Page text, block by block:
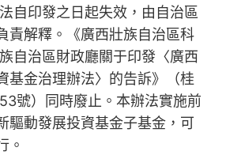
自印發之日起失效，由自治區
責解釋。《廣西壯族自治區科
自治區財政廳關于印發〈廣西
基金治理辦法〉的告訴》（桂
號）同時廢止。本辦法實施前
驅動發展投資基金子基金，可
。